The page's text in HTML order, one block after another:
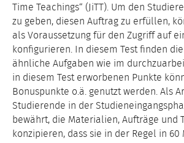
Time Teachings“ (JiTT). Um den
zu geben, diesen Auftrag zu erfüllen,
als Voraussetzung für den Zugriff auf
konfigurieren. In diesem Test finden
ähnliche Aufgaben wie im
in diesem Test erworbenen Punkte
Bonuspunkte o.ä. genutzt werden. Als
Studierende in der
bewährt, die Materialien, Aufträge und
konzipieren, dass sie in der Regel in 60